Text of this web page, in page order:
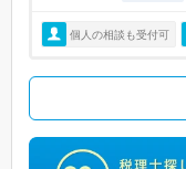
個人の相談も受付可